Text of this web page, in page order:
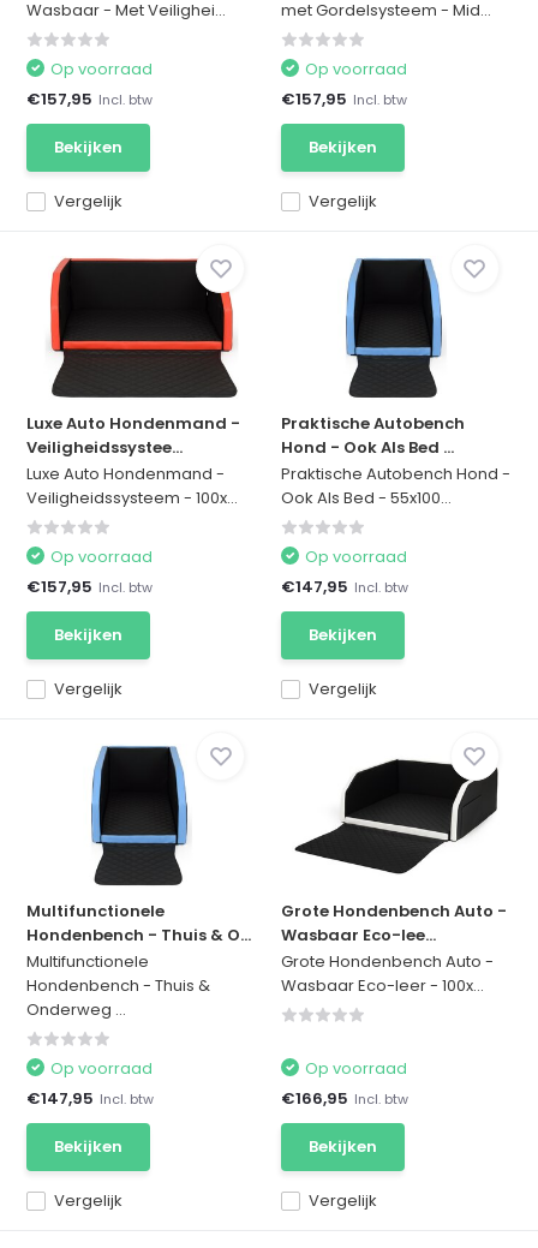
Wasbaar - Met Veilighei...
Vergelijk
Op voorraad
€157,95 Incl. btw
Bekijken
met Gordelsysteem - Mid...
Vergelijk
Op voorraad
€157,95 Incl. btw
Bekijken
Luxe Auto Hondenmand -
Veiligheidssystee...
Luxe Auto Hondenmand -
Veiligheidssysteem - 100x...
Vergelijk
Op voorraad
€157,95 Incl. btw
Bekijken
Praktische Autobench
Hond - Ook Als Bed ...
Praktische Autobench Hond -
Ook Als Bed - 55x100...
Vergelijk
Op voorraad
€147,95 Incl. btw
Bekijken
Multifunctionele
Hondenbench - Thuis & O...
Multifunctionele
Hondenbench - Thuis &
Onderweg ...
Vergelijk
Op voorraad
€147,95 Incl. btw
Bekijken
Grote Hondenbench Auto -
Wasbaar Eco-lee...
Grote Hondenbench Auto -
Wasbaar Eco-leer - 100x...
Vergelijk
Op voorraad
€166,95 Incl. btw
Bekijken